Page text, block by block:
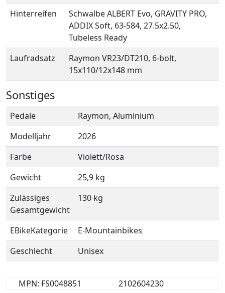
Hinterreifen
Schwalbe ALBERT Evo, GRAVITY PRO,
ADDIX Soft, 63-584, 27.5x2.50,
Tubeless Ready
Laufradsatz
Raymon VR23/DT210, 6-bolt,
15x110/12x148 mm
Sonstiges
Pedale
Raymon, Aluminium
Modelljahr
2026
Farbe
Violett/Rosa
Gewicht
25,9 kg
Zulässiges
Gesamtgewicht
130 kg
EBikeKategorie
E-Mountainbikes
Geschlecht
Unisex
MPN: FS0048851 2102604230